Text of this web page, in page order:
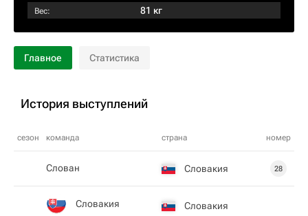
Вес: 81 кг
Главное Статистика
История выступлений
сезон команда страна номер
Слован Словакия 28
Словакия Словакия